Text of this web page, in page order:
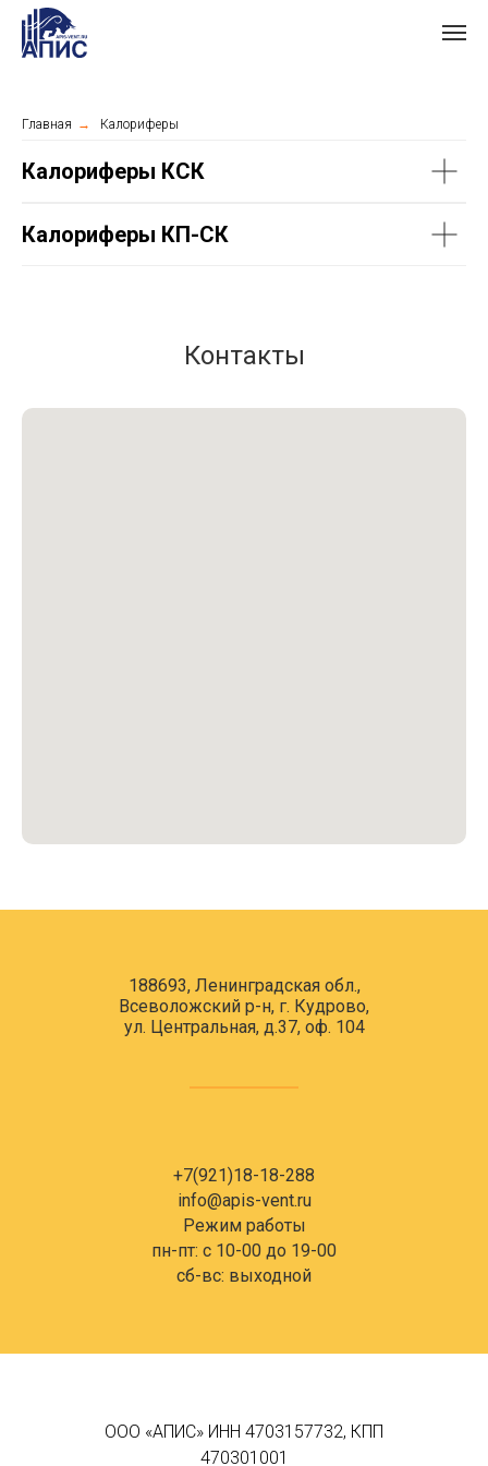
Главная → Калориферы
Калориферы КСК
Калориферы КП-СК
Контакты
188693, Ленинградская обл.,
Всеволожский р-н, г. Кудрово,
ул. Центральная, д.37, оф. 104
+7(921)18-18-288
info@apis-vent.ru
Режим работы
пн-пт: c 10-00 до 19-00
сб-вс: выходной
ООО «АПИС» ИНН 4703157732, КПП
470301001